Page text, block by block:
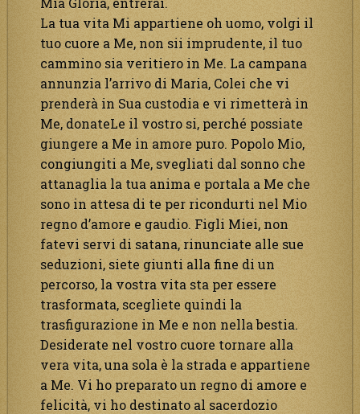
La tua vita Mi appartiene oh uomo, volgi il
tuo cuore a Me, non sii imprudente, il tuo
cammino sia veritiero in Me. La campana
annunzia l’arrivo di Maria, Colei che vi
prenderà in Sua custodia e vi rimetterà in
Me, donateLe il vostro si, perché possiate
giungere a Me in amore puro. Popolo Mio,
congiungiti a Me, svegliati dal sonno che
attanaglia la tua anima e portala a Me che
sono in attesa di te per ricondurti nel Mio
regno d’amore e gaudio. Figli Miei, non
fatevi servi di satana, rinunciate alle sue
seduzioni, siete giunti alla fine di un
percorso, la vostra vita sta per essere
trasformata, scegliete quindi la
trasfigurazione in Me e non nella bestia.
Desiderate nel vostro cuore tornare alla
vera vita, una sola è la strada e appartiene
a Me. Vi ho preparato un regno di amore e
felicità, vi ho destinato al sacerdozio